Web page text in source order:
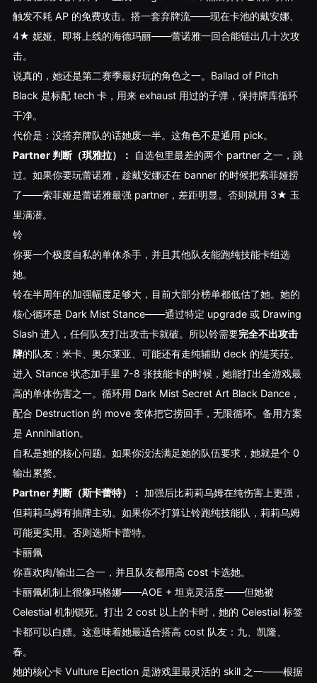
触发不耗 AP 的免费攻击。搭一套弃牌流——现在卡池的戴安娜、
4★ 妮娅、即将上线的海德玛丽——蕾诺雅一回合能链出几十次攻
击。
说真的，她还是第二赛季最好玩的角色之一。Ballad of Pitch
Black 是标配 tech 卡，用来 exhaust 用过的子弹，保持牌库循环
干净。
代价是：没搭弃牌队的话她废一半。这角色不是通用 pick。
Partner 判断（琪雅拉）：
自选包里最差的两个 partner 之一，跳
过。如果你要玩蕾诺雅，趁戴安娜还在 banner 的时候把索菲娅捞
了——索菲娅是蕾诺雅最强 partner，差距明显。否则就用 3★ 玉
里满潜。
铃
你要一个极度自私的单体杀手，并且其他队友能跑纯技能卡组选
她。
铃在半周年的加强幅度足够大，目前大部分榜单都低估了她。她的
核心循环是 Dark Mist Stance——通过特定 upgrade 或 Drawing
Slash 进入，任何队友打出攻击卡就破。所以铃需要完全不出攻击
牌的队友：米卡、奥尔莱亚、可能还有走纯辅助 deck 的缇芙菈。
进入 Stance 状态加手里 7-8 张技能卡的时候，她能打出全游戏最
高的单体伤害之一。循环用 Dark Mist Secret Art Black Dance，
配合 Destruction 的 move 变体把它捞回手，无限循环。备用方案
是 Annihilation。
自私是她的核心问题。如果你没法满足她的队伍要求，她就是个 0
输出累赘。
Partner 判断（斯卡蕾特）： 加强后比莉莉乌姆在纯伤害上更强，
但莉莉乌姆有抽牌主动。如果你不打算让铃跑纯技能队，莉莉乌姆
可能更实用。否则选斯卡蕾特。
卡丽佩
你喜欢肉/输出二合一，并且队友都用高 cost 卡选她。
卡丽佩机制上很像玛格娜——AOE + 坦克灵活度——但她被
Celestial 机制锁死。打出 2 cost 以上的卡时，她的 Celestial 标签
卡都可以白嫖。这意味着她最适合搭高 cost 队友：九、凯隆、
春。
她的核心卡 Vulture Ejection 是游戏里最灵活的 skill 之一——根据